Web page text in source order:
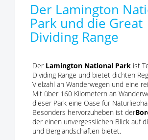
Der Lamington
Park und die Great
Dividing Range
Der Lamington National Park ist
Dividing Range und bietet dichten
Vielzahl an Wanderwegen und eine
Mit über 160 Kilometern an
dieser Park eine Oase für
Besonders hervorzuheben ist der
der einen unvergesslichen Blick auf
und Berglandschaften bietet.